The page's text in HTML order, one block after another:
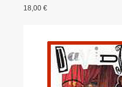
18,00 €